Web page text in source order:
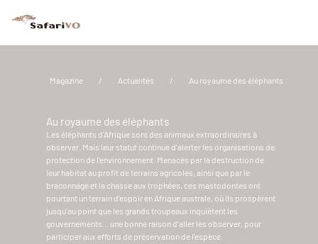
Magazine / Actualités / Au royaume des éléphants
Au royaume des éléphants
Les éléphants d'Afrique sont des animaux extraordinaires à
observer. Mais leur statut continue d'alerter les organisations de
protection de l'environnement. Menacés par la destruction de
leur habitat au profit de terrains agricoles, ainsi que par le
braconnage et la chasse aux trophées, ces mastodontes ont
pourtant un terrain d'espoir en Afrique australe, où ils prospèrent
jusqu'au point que les grands troupeaux inquiètent les
gouvernements... une bonne raison d'aller les observer, pour
participer aux efforts de préservation de l'espèce.